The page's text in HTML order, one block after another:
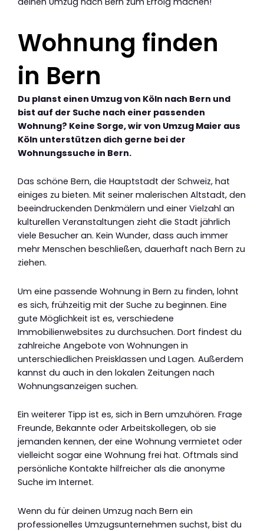
Wohnung finden
in Bern
Du planst einen Umzug von Köln nach Bern und
bist auf der Suche nach einer passenden
Wohnung? Keine Sorge, wir von Umzug Maier aus
Köln unterstützen dich gerne bei der
Wohnungssuche in Bern.
Das schöne Bern, die Hauptstadt der Schweiz, hat
einiges zu bieten. Mit seiner malerischen Altstadt, den
beeindruckenden Denkmälern und einer Vielzahl an
kulturellen Veranstaltungen zieht die Stadt jährlich
viele Besucher an. Kein Wunder, dass auch immer
mehr Menschen beschließen, dauerhaft nach Bern zu
ziehen.
Um eine passende Wohnung in Bern zu finden, lohnt
es sich, frühzeitig mit der Suche zu beginnen. Eine
gute Möglichkeit ist es, verschiedene
Immobilienwebsites zu durchsuchen. Dort findest du
zahlreiche Angebote von Wohnungen in
unterschiedlichen Preisklassen und Lagen. Außerdem
kannst du auch in den lokalen Zeitungen nach
Wohnungsanzeigen suchen.
Ein weiterer Tipp ist es, sich in Bern umzuhören. Frage
Freunde, Bekannte oder Arbeitskollegen, ob sie
jemanden kennen, der eine Wohnung vermietet oder
vielleicht sogar eine Wohnung frei hat. Oftmals sind
persönliche Kontakte hilfreicher als die anonyme
Suche im Internet.
Wenn du für deinen Umzug nach Bern ein
professionelles Umzugsunternehmen suchst, bist du